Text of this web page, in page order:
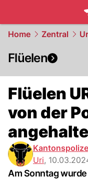
Home Zentral
Flüelen
Flüelen
von der
Uri,
Am Sonntag